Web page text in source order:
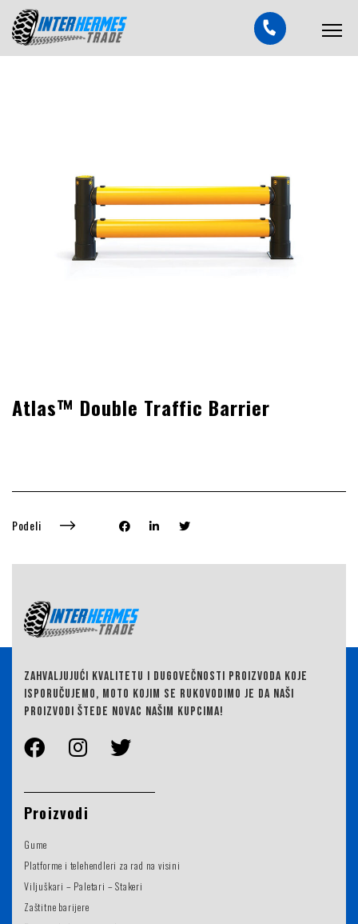
Atlas™ Double Traffic Barrier
Podeli
ZAHVALJUJUĆI KVALITETU I DUGOVEČNOSTI PROIZVODA KOJE
ISPORUČUJEMO, MOTO KOJIM SE RUKOVODIMO JE DA NAŠI
PROIZVODI ŠTEDE NOVAC NAŠIM KUPCIMA!
Proizvodi
Gume
Platforme i telehendleri za rad na visini
Viljuškari – Paletari – Stakeri
Zaštitne barijere